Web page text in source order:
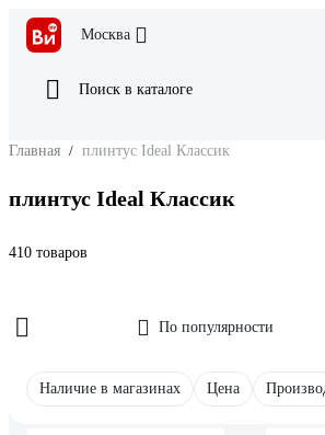
Москва
Поиск в каталоге
Главная / плинтус Ideal Классик
плинтус Ideal Классик
410 товаров
По популярности
Наличие в магазинах Цена